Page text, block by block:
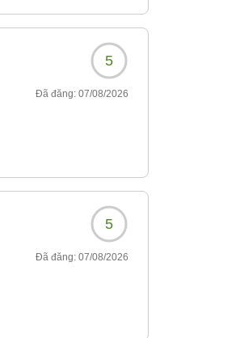
5
Đã đăng: 07/08/2026
5
Đã đăng: 07/08/2026